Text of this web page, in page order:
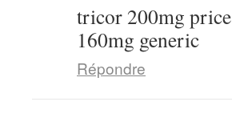
tricor 200mg price
160mg generic
Répondre